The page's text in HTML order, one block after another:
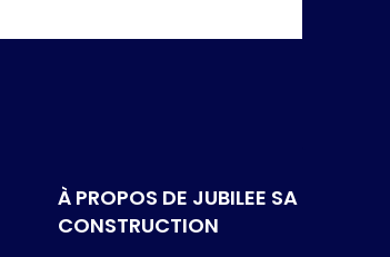
À PROPOS DE JUBILEE SA
CONSTRUCTION